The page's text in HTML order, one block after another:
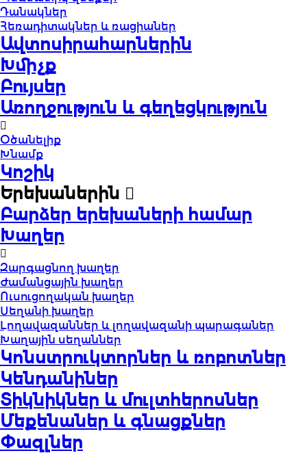
Դանակներ
Հեռադիտակներ և ռացիաներ
Ավտոսիրահարներին
Խմիչք
Բույսեր
Առողջություն և գեղեցկություն
Օծանելիք
Խնամք
Կոշիկ
Երեխաներին
Բարձեր երեխաների համար
Խաղեր
Զարգացնող խաղեր
Ժամանցային խաղեր
Ուսուցողական խաղեր
Սեղանի խաղեր
Լողավազաններ և լողավազանի պարագաներ
Խաղային սեղաններ
Կոնստրուկտորներ և ռոբոտներ
Կենդանիներ
Տիկնիկներ և մուլտհերոսներ
Մեքենաներ և գնացքներ
Փազլներ